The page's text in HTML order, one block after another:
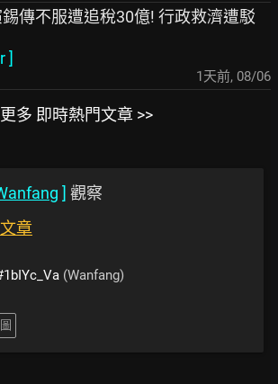
錫傳不服遭追稅30億! 行政救濟遭駁
]
1天前, 08/06
更多 即時熱門文章 >>
] 觀察
章
(Wanfang)